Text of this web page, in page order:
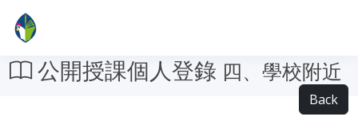
公開授課個人登錄 四、學校附近
Back